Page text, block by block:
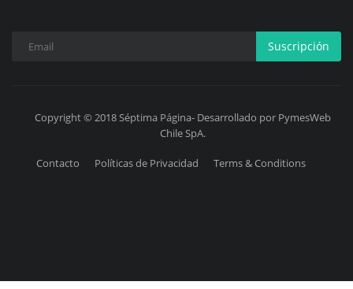
Suscripción
Copyright © 2018 Séptima Página- Desarrollado por PymesWeb
Chile SpA.
Contacto Políticas de Privacidad Terms & Conditions